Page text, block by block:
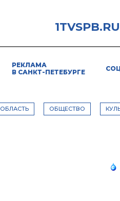
1TVSPB.RU
РЕКЛАМА
В САНКТ-ПЕТЕБУРГЕ
ОБЛАСТЬ ОБЩЕСТВО